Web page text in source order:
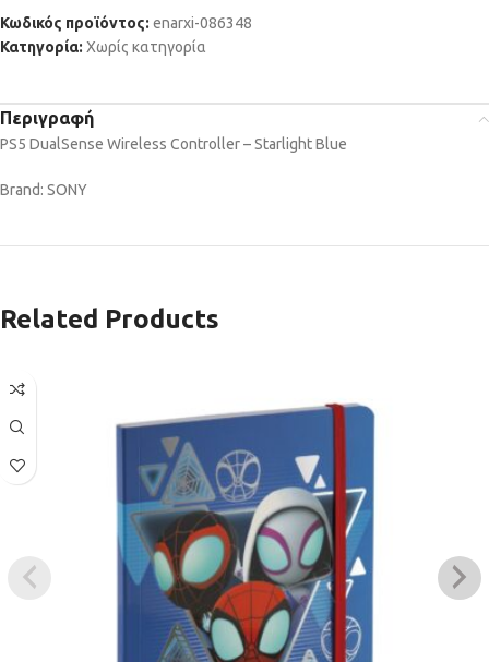
Κωδικός προϊόντος: enarxi-086348
Κατηγορία: Χωρίς κατηγορία
Περιγραφή
PS5 DualSense Wireless Controller – Starlight Blue
Brand: SONY
Related Products